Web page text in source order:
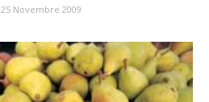
25 Novembre 2009